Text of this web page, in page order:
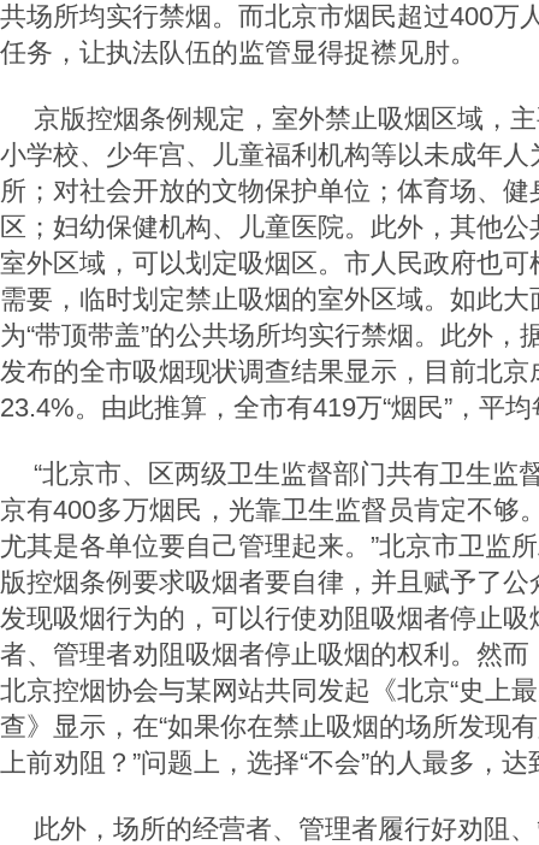
共场所均实行禁烟。而北京市烟民超过400万
任务，让执法队伍的监管显得捉襟见肘。
京版控烟条例规定，室外禁止吸烟区域，
小学校、少年宫、儿童福利机构等以未成年
所；对社会开放的文物保护单位；体育场、
区；妇幼保健机构、儿童医院。此外，其他
室外区域，可以划定吸烟区。市人民政府也
需要，临时划定禁止吸烟的室外区域。如此
为“带顶带盖”的公共场所均实行禁烟。此外，
发布的全市吸烟现状调查结果显示，目前北京
23.4%。由此推算，全市有419万“烟民”，平
“北京市、区两级卫生监督部门共有卫生监
京有400多万烟民，光靠卫生监督员肯定不够
尤其是各单位要自己管理起来。”北京市卫监
版控烟条例要求吸烟者要自律，并且赋予了
发现吸烟行为的，可以行使劝阻吸烟者停止
者、管理者劝阻吸烟者停止吸烟的权利。然
北京控烟协会与某网站共同发起《北京“史上
查》显示，在“如果你在禁止吸烟的场所发现
上前劝阻？”问题上，选择“不会”的人最多，
此外，场所的经营者、管理者履行好劝阻